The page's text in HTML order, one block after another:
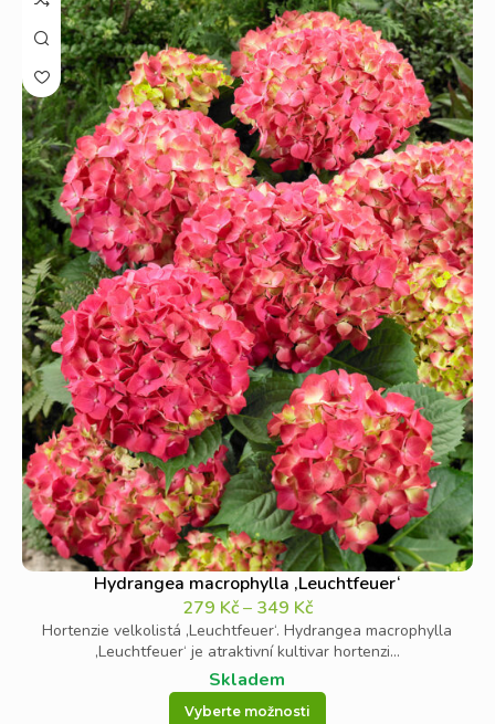
Hydrangea macrophylla ‚Leuchtfeuer‘
279 Kč– 349 Kč
Hortenzie velkolistá ‚Leuchtfeuer‘. Hydrangea macrophylla
‚Leuchtfeuer‘ je atraktivní kultivar hortenzi...
Skladem
Vyberte možnosti